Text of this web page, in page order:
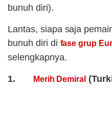
bunuh diri).
Lantas, siapa saja
bunuh diri di fase grup
selengkapnya.
1. Merih Demiral